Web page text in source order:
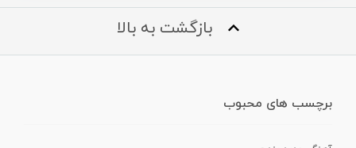
بازگشت به بالا
برچسب های محبوب